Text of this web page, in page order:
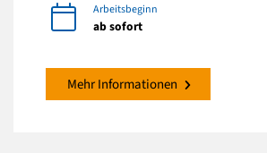
Arbeitsbeginn
ab sofort
Mehr Informationen